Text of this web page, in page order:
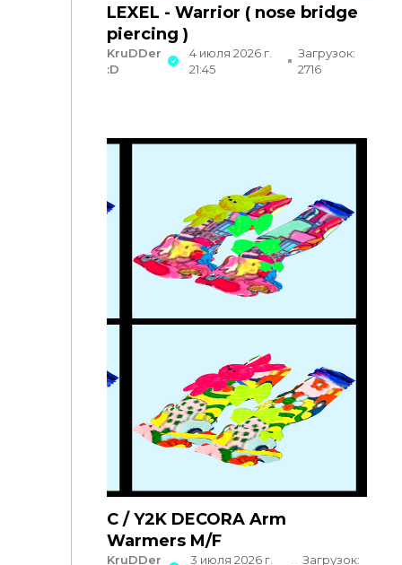
LEXEL - Warrior ( nose bridge
piercing )
KruDDer
:D
4 июля 2026 г.
21:45
Загрузок:
2716
C / Y2K DECORA Arm
Warmers M/F
KruDDer
3 июля 2026 г.
Загрузок: